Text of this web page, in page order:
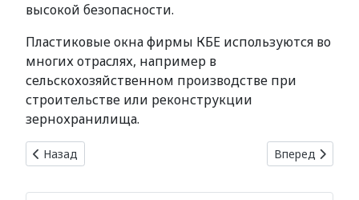
высокой безопасности.
Пластиковые окна фирмы КБЕ используются во
многих отраслях, например в
сельскохозяйственном производстве при
строительстве или реконструкции
зернохранилища.
Предыдущий: Срок жизни и долговечность окон из ПВХ-
Назад Следующий:
Вперед